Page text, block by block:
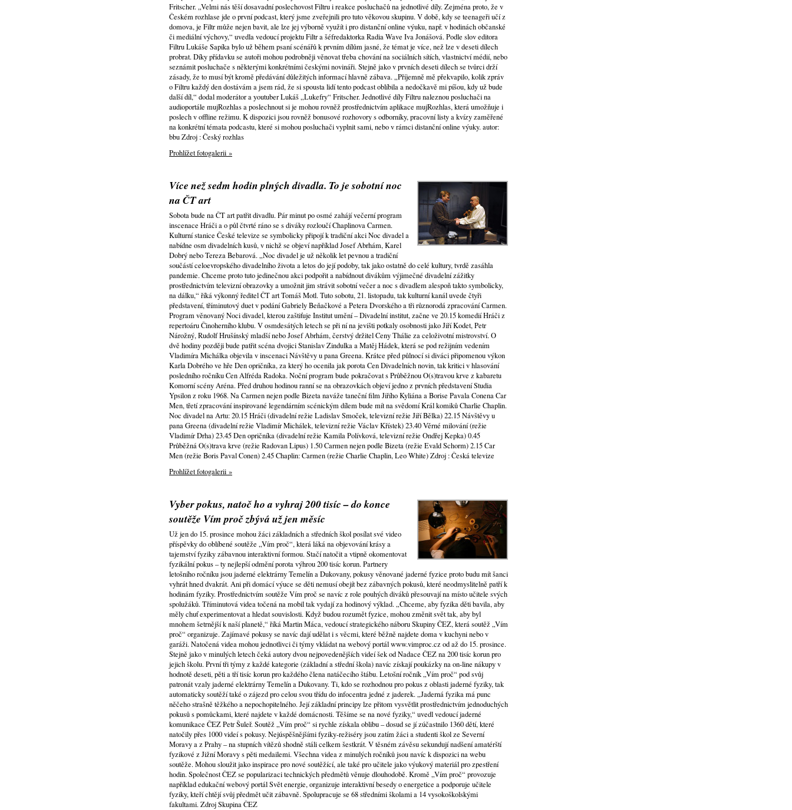
Fritscher. „Velmi nás těší dosavadní poslechovost Filtru i reakce posluchačů na jednotlivé díly. Zejména proto, že v
Českém rozhlase jde o první podcast, který jsme zveřejnili pro tuto věkovou skupinu. V době, kdy se teenageři učí z
domova, je Filtr může nejen bavit, ale lze jej výborně využít i pro distanční online výuku, např. v hodinách občanské
či mediální výchovy,“ uvedla vedoucí projektu Filtr a šéfredaktorka Radia Wave Iva Jonášová. Podle slov editora
Filtru Lukáše Sapíka bylo už během psaní scénářů k prvním dílům jasné, že témat je více, než lze v deseti dílech
probrat. Díky přídavku se autoři mohou podrobněji věnovat třeba chování na sociálních sítích, vlastnictví médií, nebo
seznámit posluchače s některými konkrétními českými novináři. Stejně jako v prvních deseti dílech se tvůrci drží
zásady, že to musí být kromě předávání důležitých informací hlavně zábava. „Příjemně mě překvapilo, kolik zpráv
o Filtru každý den dostávám a jsem rád, že si spousta lidí tento podcast oblíbila a nedočkavě mi píšou, kdy už bude
další díl,“ dodal moderátor a youtuber Lukáš „Lukefry“ Fritscher. Jednotlivé díly Filtru naleznou posluchači na
audioportále mujRozhlas a poslechnout si je mohou rovněž prostřednictvím aplikace mujRozhlas, která umožňuje i
poslech v offline režimu. K dispozici jsou rovněž bonusové rozhovory s odborníky, pracovní listy a kvízy zaměřené
na konkrétní témata podcastu, které si mohou posluchači vyplnit sami, nebo v rámci distanční online výuky. autor:
bbu Zdroj : Český rozhlas
Prohlížet fotogalerii »
Více než sedm hodin plných divadla. To je sobotní noc
na ČT art
Sobota bude na ČT art patřit divadlu. Pár minut po osmé zahájí večerní program
inscenace Hráči a o půl čtvrté ráno se s diváky rozloučí Chaplinova Carmen.
Kulturní stanice České televize se symbolicky připojí k tradiční akci Noc divadel a
nabídne osm divadelních kusů, v nichž se objeví například Josef Abrhám, Karel
Dobrý nebo Tereza Bebarová. „Noc divadel je už několik let pevnou a tradiční
součástí celoevropského divadelního života a letos do její podoby, tak jako ostatně do celé kultury, tvrdě zasáhla
pandemie. Chceme proto tuto jedinečnou akci podpořit a nabídnout divákům výjimečné divadelní zážitky
prostřednictvím televizní obrazovky a umožnit jim strávit sobotní večer a noc s divadlem alespoň takto symbolicky,
na dálku,“ říká výkonný ředitel ČT art Tomáš Motl. Tuto sobotu, 21. listopadu, tak kulturní kanál uvede čtyři
představení, tříminutový duet v podání Gabriely Beňačkové a Petera Dvorského a tři různorodá zpracování Carmen.
Program věnovaný Noci divadel, kterou zaštiťuje Institut umění – Divadelní institut, začne ve 20.15 komedií Hráči z
repertoáru Činoherního klubu. V osmdesátých letech se při ní na jevišti potkaly osobnosti jako Jiří Kodet, Petr
Nárožný, Rudolf Hrušínský mladší nebo Josef Abrhám, čerstvý držitel Ceny Thálie za celoživotní mistrovství. O
dvě hodiny později bude patřit scéna dvojici Stanislav Zindulka a Matěj Hádek, která se pod režijním vedením
Vladimíra Michálka objevila v inscenaci Návštěvy u pana Greena. Krátce před půlnocí si diváci připomenou výkon
Karla Dobrého ve hře Den opričníka, za který ho ocenila jak porota Cen Divadelních novin, tak kritici v hlasování
posledního ročníku Cen Alfréda Radoka. Noční program bude pokračovat s Průběžnou O(s)travou krve z kabaretu
Komorní scény Aréna. Před druhou hodinou ranní se na obrazovkách objeví jedno z prvních představení Studia
Ypsilon z roku 1968. Na Carmen nejen podle Bizeta naváže taneční film Jiřího Kyliána a Borise Pavala Conena Car
Men, třetí zpracování inspirované legendárním scénickým dílem bude mít na svědomí Král komiků Charlie Chaplin.
Noc divadel na Artu: 20.15 Hráči (divadelní režie Ladislav Smoček, televizní režie Jiří Bělka) 22.15 Návštěvy u
pana Greena (divadelní režie Vladimír Michálek, televizní režie Václav Křístek) 23.40 Věrné milování (režie
Vladimír Drha) 23.45 Den opričníka (divadelní režie Kamila Polívková, televizní režie Ondřej Kepka) 0.45
Průběžná O(s)trava krve (režie Radovan Lipus) 1.50 Carmen nejen podle Bizeta (režie Evald Schorm) 2.15 Car
Men (režie Boris Paval Conen) 2.45 Chaplin: Carmen (režie Charlie Chaplin, Leo White) Zdroj : Česká televize
Prohlížet fotogalerii »
Vyber pokus, natoč ho a vyhraj 200 tisíc – do konce
soutěže Vím proč zbývá už jen měsíc
Už jen do 15. prosince mohou žáci základních a středních škol posílat své video
příspěvky do oblíbené soutěže „Vím proč“, která láká na objevování krásy a
tajemství fyziky zábavnou interaktivní formou. Stačí natočit a vtipně okomentovat
fyzikální pokus – ty nejlepší odmění porota výhrou 200 tisíc korun. Partnery
letošního ročníku jsou jaderné elektrárny Temelín a Dukovany, pokusy věnované jaderné fyzice proto budu mít šanci
vyhrát hned dvakrát. Ani při domácí výuce se děti nemusí obejít bez zábavných pokusů, které neodmyslitelně patří k
hodinám fyziky. Prostřednictvím soutěže Vím proč se navíc z role pouhých diváků přesouvají na místo učitele svých
spolužáků. Tříminutová videa točená na mobil tak vydají za hodinový výklad. „Chceme, aby fyzika děti bavila, aby
měly chuť experimentovat a hledat souvislosti. Když budou rozumět fyzice, mohou změnit svět tak, aby byl
mnohem šetrnější k naší planetě,“ říká Martin Máca, vedoucí strategického náboru Skupiny ČEZ, která soutěž „Vím
proč“ organizuje. Zajímavé pokusy se navíc dají udělat i s věcmi, které běžně najdete doma v kuchyni nebo v
garáži. Natočená videa mohou jednotlivci či týmy vkládat na webový portál www.vimproc.cz od až do 15. prosince.
Stejně jako v minulých letech čeká autory dvou nejpovedenějších videí šek od Nadace ČEZ na 200 tisíc korun pro
jejich školu. První tři týmy z každé kategorie (základní a střední škola) navíc získají poukázky na on-line nákupy v
hodnotě deseti, pěti a tří tisíc korun pro každého člena natáčecího štábu. Letošní ročník „Vím proč“ pod svůj
patronát vzaly jaderné elektrárny Temelín a Dukovany. Ti, kdo se rozhodnou pro pokus z oblasti jaderné fyziky, tak
automaticky soutěží také o zájezd pro celou svou třídu do infocentra jedné z jaderek. „Jaderná fyzika má punc
něčeho strašně těžkého a nepochopitelného. Její základní principy lze přitom vysvětlit prostřednictvím jednoduchých
pokusů s pomůckami, které najdete v každé domácnosti. Těšíme se na nové fyziky,“ uvedl vedoucí jaderné
komunikace ČEZ Petr Šuleř. Soutěž „Vím proč“ si rychle získala oblibu – dosud se jí zúčastnilo 1360 dětí, které
natočily přes 1000 videí s pokusy. Nejúspěšnějšími fyziky-režiséry jsou zatím žáci a studenti škol ze Severní
Moravy a z Prahy – na stupních vítězů shodně stáli celkem šestkrát. V těsném závěsu sekundují nadšení amatérští
fyzikové z Jižní Moravy s pěti medailemi. Všechna videa z minulých ročníků jsou navíc k dispozici na webu
soutěže. Mohou sloužit jako inspirace pro nové soutěžící, ale také pro učitele jako výukový materiál pro zpestření
hodin. Společnost ČEZ se popularizaci technických předmětů věnuje dlouhodobě. Kromě „Vím proč“ provozuje
například edukační webový portál Svět energie, organizuje interaktivní besedy o energetice a podporuje učitele
fyziky, kteří chtějí svůj předmět učit zábavně. Spolupracuje se 68 středními školami a 14 vysokoškolskými
fakultami. Zdroj Skupina ČEZ